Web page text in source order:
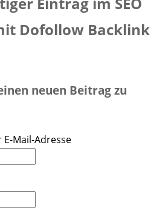
Dofollow Backlink
neuen Beitrag zu
Mail-Adresse